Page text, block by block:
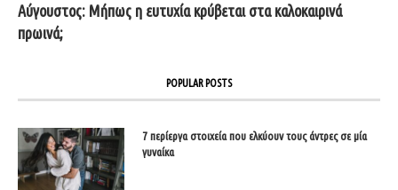
Αύγουστος: Μήπως η ευτυχία κρύβεται στα καλοκαιρινά
πρωινά;
POPULAR POSTS
7 περίεργα στοιχεία που ελκύουν τους άντρες σε μία
γυναίκα